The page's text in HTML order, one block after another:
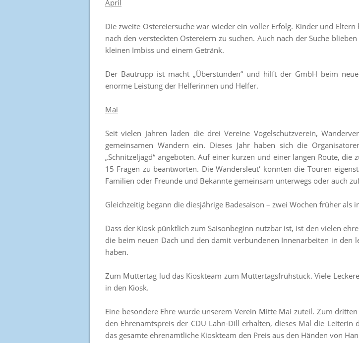
April
Die zweite Ostereiersuche war wieder ein voller Erfolg. Kinder und
nach den versteckten Ostereiern zu suchen. Auch nach der Suche
kleinen Imbiss und einem Getränk.
Der Bautrupp ist macht „Überstunden“ und hilft der GmbH beim
enorme Leistung der Helferinnen und Helfer.
Mai
Seit vielen Jahren laden die drei Vereine Vogelschutzverein,
gemeinsamen Wandern ein. Dieses Jahr haben sich die
„Schnitzeljagd“ angeboten. Auf einer kurzen und einer langen Route,
15 Fragen zu beantworten. Die Wandersleut‘ konnten die Touren
Familien oder Freunde und Bekannte gemeinsam unterwegs oder auch
Gleichzeitig begann die diesjährige Badesaison – zwei Wochen früher als
Dass der Kiosk pünktlich zum Saisonbeginn nutzbar ist, ist den vielen
die beim neuen Dach und den damit verbundenen Innenarbeiten in den
haben.
Zum Muttertag lud das Kioskteam zum Muttertagsfrühstück. Viele
in den Kiosk.
Eine besondere Ehre wurde unserem Verein Mitte Mai zuteil. Zum
den Ehrenamtspreis der CDU Lahn-Dill erhalten, dieses Mal die Leiterin
das gesamte ehrenamtliche Kioskteam den Preis aus den Händen von